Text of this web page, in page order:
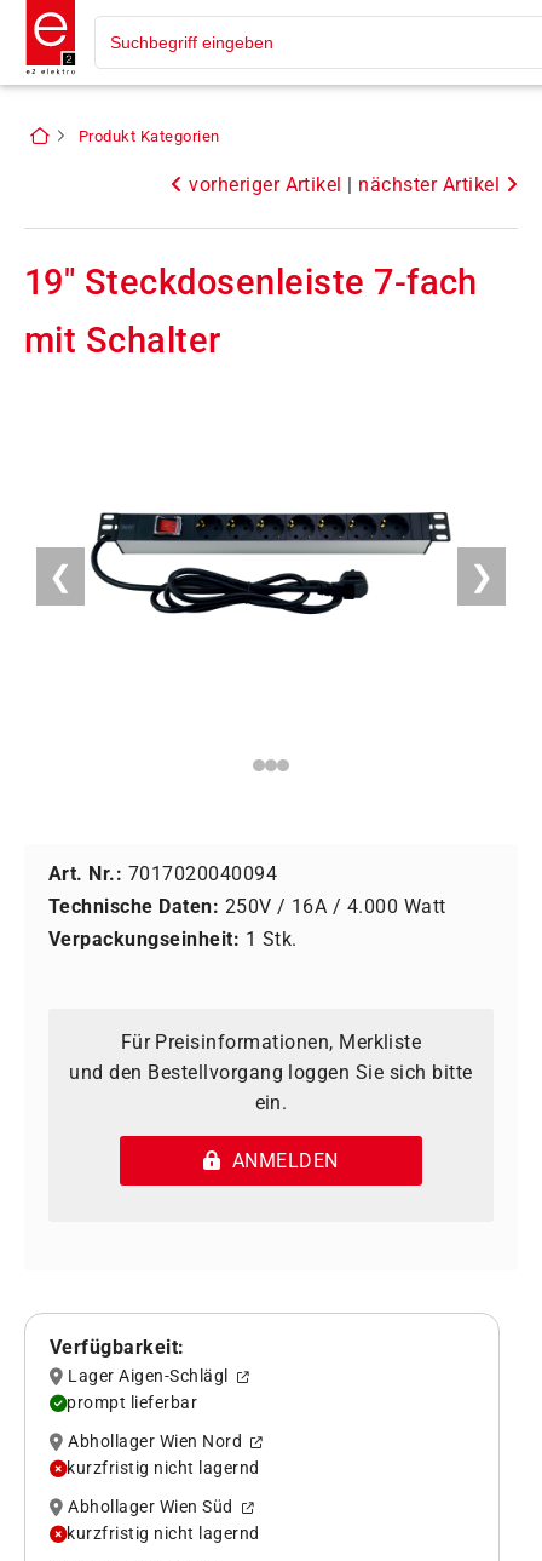
Produkt Kategorien
vorheriger Artikel | nächster Artikel
19" Steckdosenleiste 7-fach
mit Schalter
❮ ❯
Verfügbarkeit:
Lager Aigen-Schlägl
prompt lieferbar
Abhollager Wien Nord
kurzfristig nicht lagernd
Abhollager Wien Süd
kurzfristig nicht lagernd
Art. Nr.: 7017020040094
Technische Daten: 250V / 16A / 4.000 Watt
Verpackungseinheit: 1 Stk.
Für Preisinformationen, Merkliste
und den Bestellvorgang loggen Sie sich bitte
ein.
ANMELDEN